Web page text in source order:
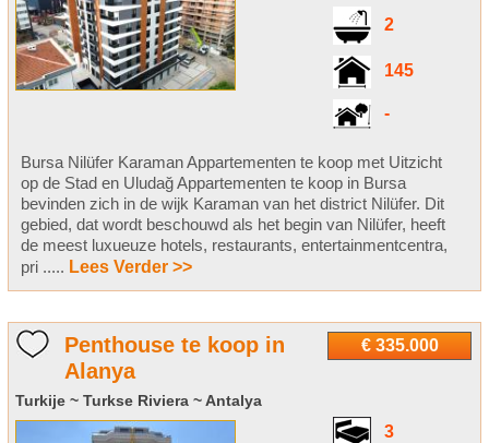
2
145
-
Bursa Nilüfer Karaman Appartementen te koop met Uitzicht
op de Stad en Uludağ Appartementen te koop in Bursa
bevinden zich in de wijk Karaman van het district Nilüfer. Dit
gebied, dat wordt beschouwd als het begin van Nilüfer, heeft
de meest luxueuze hotels, restaurants, entertainmentcentra,
pri ..... Lees Verder >>
€ 335.000
Penthouse te koop in
Alanya
Turkije ~ Turkse Riviera ~ Antalya
3